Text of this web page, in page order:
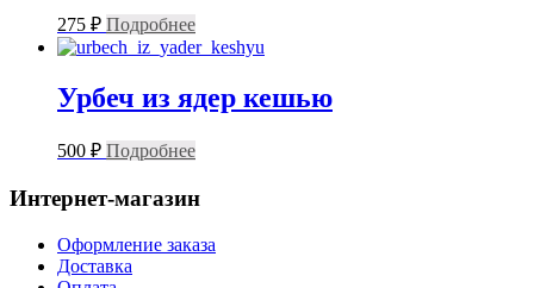
275 ₽ Подробнее
Урбеч из ядер кешью
500 ₽ Подробнее
Интернет-магазин
Оформление заказа
Доставка